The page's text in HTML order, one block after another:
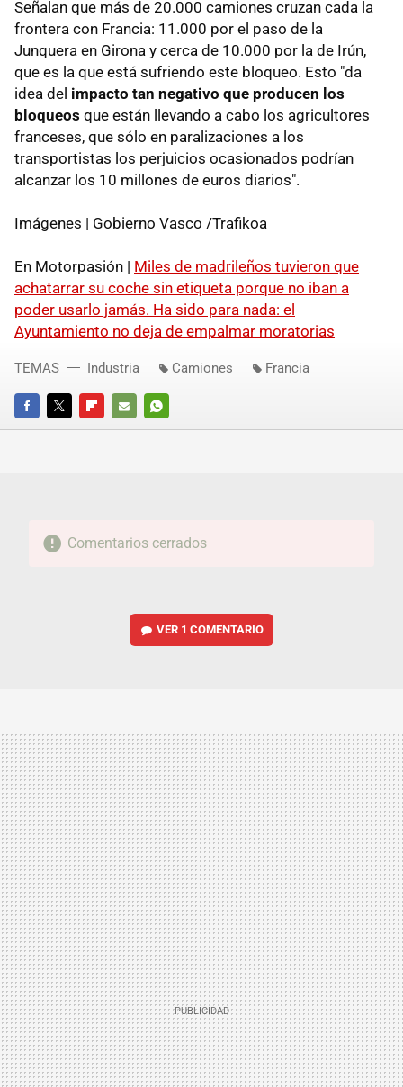
Señalan que más de 20.000 camiones cruzan cada la
frontera con Francia: 11.000 por el paso de la
Junquera en Girona y cerca de 10.000 por la de Irún,
que es la que está sufriendo este bloqueo. Esto "da
idea del impacto tan negativo que producen los
bloqueos que están llevando a cabo los agricultores
franceses, que sólo en paralizaciones a los
transportistas los perjuicios ocasionados podrían
alcanzar los 10 millones de euros diarios".
Imágenes | Gobierno Vasco /Trafikoa
En Motorpasión | Miles de madrileños tuvieron que
achatarrar su coche sin etiqueta porque no iban a
poder usarlo jamás. Ha sido para nada: el
Ayuntamiento no deja de empalmar moratorias
FACEBOOKTWITTERFLIPBOARD
E-
WHATSAPP
TEMAS Industria Camiones Francia
Comentarios cerrados
VER 1 COMENTARIO